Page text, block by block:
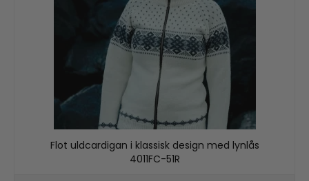
Flot uldcardigan i klassisk design med lynlås
4011FC-51R